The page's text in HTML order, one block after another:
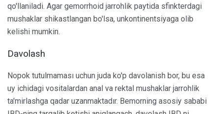
qo'llaniladi. Agar gemorrhoid jarrohlik paytida sfinkterdagi
mushaklar shikastlangan bo'lsa, unkontinentsiyaga olib
kelishi mumkin.
Davolash
Nopok tutulmaması uchun juda ko'p davolanish bor, bu esa
uy ichidagi vositalardan anal va rektal mushaklar jarrohlik
ta'mirlashga qadar uzanmaktadır. Bemorning asosiy sababi